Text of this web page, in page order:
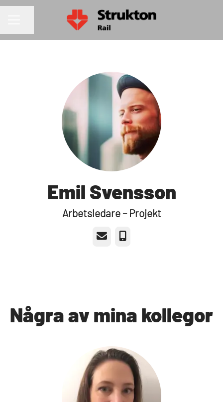
Emil Svensson
Arbetsledare – Projekt
E-post Telefon
Några av mina kollegor